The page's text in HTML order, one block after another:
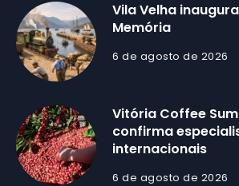
Vila Velha
Memória
6 de agosto de 2026
Vitória Coffee
confirma
internacionais
6 de agosto de 2026